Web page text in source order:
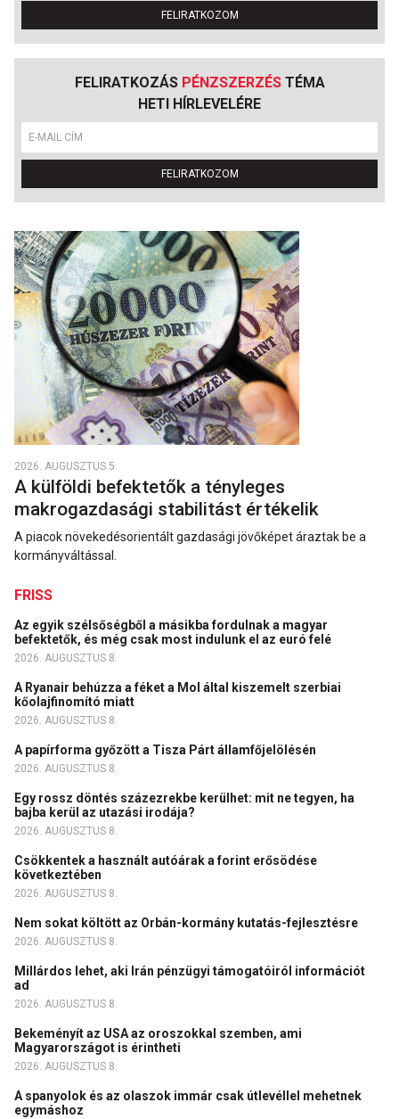
FELIRATKOZOM
FELIRATKOZÁS PÉNZSZERZÉSTÉMA
HETI HÍRLEVELÉRE
FELIRATKOZOM
2026. AUGUSZTUS 5.
A külföldi befektetők a tényleges
makrogazdasági stabilitást értékelik
A piacok növekedésorientált gazdasági jövőképet áraztak be a
kormányváltással.
FRISS
Az egyik szélsőségből a másikba fordulnak a magyar
befektetők, és még csak most indulunk el az euró felé
2026. AUGUSZTUS 8.
A Ryanair behúzza a féket a Mol által kiszemelt szerbiai
kőolajfinomító miatt
2026. AUGUSZTUS 8.
A papírforma győzött a Tisza Párt államfőjelölésén
2026. AUGUSZTUS 8.
Egy rossz döntés százezrekbe kerülhet: mit ne tegyen, ha
bajba kerül az utazási irodája?
2026. AUGUSZTUS 8.
Csökkentek a használt autóárak a forint erősödése
következtében
2026. AUGUSZTUS 8.
Nem sokat költött az Orbán-kormány kutatás-fejlesztésre
2026. AUGUSZTUS 8.
Millárdos lehet, aki Irán pénzügyi támogatóiról információt
ad
2026. AUGUSZTUS 8.
Bekeményít az USA az oroszokkal szemben, ami
Magyarországot is érintheti
2026. AUGUSZTUS 8.
A spanyolok és az olaszok immár csak útlevéllel mehetnek
egymáshoz